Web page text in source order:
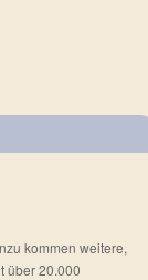
kommen weitere,
über 20.000